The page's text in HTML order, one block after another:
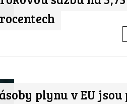
plynu v EU jsou